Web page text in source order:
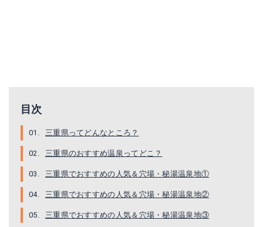
目次
三重県ってどんなところ？
三重県のおすすめ温泉ってどこ？
三重県でおすすめの人気＆穴場・秘湯温泉地①
三重県でおすすめの人気＆穴場・秘湯温泉地②
三重県でおすすめの人気＆穴場・秘湯温泉地③